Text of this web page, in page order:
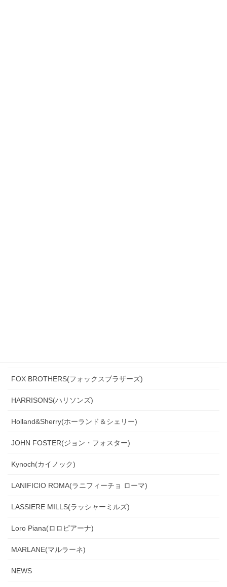
FOX BROTHERS(フォックスブラザーズ)
HARRISONS(ハリソンズ)
Holland&Sherry(ホーランド＆シェリー)
JOHN FOSTER(ジョン・フォスター)
Kynoch(カイノック)
LANIFICIO ROMA(ラニフィーチョ ローマ)
LASSIERE MILLS(ラッシャーミルズ)
Loro Piana(ロロピアーナ)
MARLANE(マルラーネ)
NEWS